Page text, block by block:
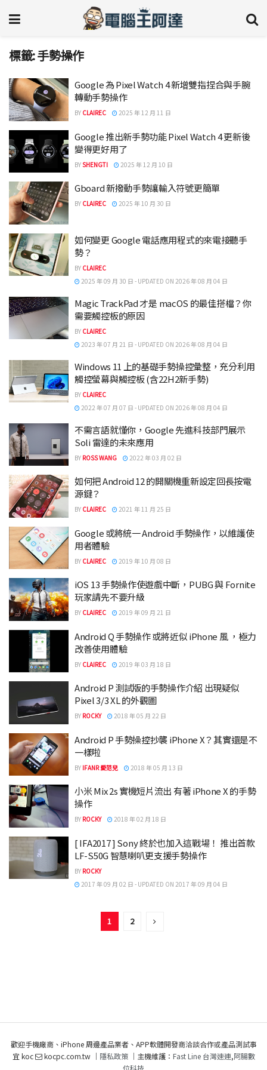
標籤:手勢操作
Google 為 Pixel Watch 4 新增雙指捏合與手腕
轉動手勢操作
BY CLAIREC 2025 年 12 月 11 日
Google 推出新手勢功能 Pixel Watch 4 更新後
變得更好用了
BYSHENGTI 2025 年 12 月 10 日
Gboard 新撥動手勢讓輸入符號更簡單
BY CLAIREC 2025 年 10 月 30 日
如何變更 Google 電話應用程式的來電接聽手
勢？
BY CLAIREC
2025 年 09 月 30 日 - UPDATED ON 2026 年 08 月 04 日
Magic TrackPad 才是 macOS 的最佳搭檔？你
需要觸控板的原因
BY CLAIREC
2023 年 07 月 21 日 - UPDATED ON 2026 年 08 月 04 日
Windows 11 上的基礎手勢操控彙整，充分利用
觸控螢幕與觸控板 (含22H2新手勢)
BY CLAIREC
2022 年 07 月 07 日 - UPDATED ON 2026 年 08 月 04 日
不需言語就懂你，Google 先進科技部門展示
Soli 雷達的未來應用
BY ROSS WANG 2022 年 03 月 02 日
如何把 Android 12 的開關機重新設定回長按電
源鍵？
BY CLAIREC 2021 年 11 月 25 日
Google 或將統一 Android 手勢操作，以維護使
用者體驗
BY CLAIREC 2019 年 10 月 08 日
iOS 13 手勢操作使遊戲中斷，PUBG 與 Fornite
玩家請先不要升級
BY CLAIREC 2019 年 09 月 21 日
Android Q 手勢操作 或將近似 iPhone 風 ，極力
改善使用體驗
BY CLAIREC 2019 年 03 月 18 日
Android P 測試版的手勢操作介紹 出現疑似
Pixel 3/3 XL 的外觀圖
BY ROCKY 2018 年 05 月 22 日
Android P 手勢操控抄襲 iPhone X？其實還是不
一樣啦
BY IFANR 愛范兒 2018 年 05 月 13 日
小米 Mix 2s 實機短片流出 有著 iPhone X 的手勢
操作
BY ROCKY 2018 年 02 月 18 日
[ IFA2017 ] Sony 終於也加入這戰場！ 推出首款
LF-S50G 智慧喇叭更支援手勢操作
BY ROCKY
2017 年 09 月 02 日 - UPDATED ON 2017 年 09 月 04 日
1 2
歡迎手機廠商、iPhone 周邊產品業者、APP軟體開發商洽談合作或產品測試事
宜 koc
kocpc.com.tw ｜ 隱私政策｜主機維護： Fast Line 台灣速連,阿腸數
位科技